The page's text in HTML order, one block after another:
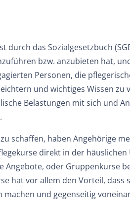
durch das Sozialgesetzbuch
bzw. anzubieten hat,
Personen, die
und wichtiges Wissen
Belastungen mit sich und
schaffen, haben Angehörige
direkt in der
oder Gruppenkurse
hat vor allem den Vorteil, dass
und gegenseitig